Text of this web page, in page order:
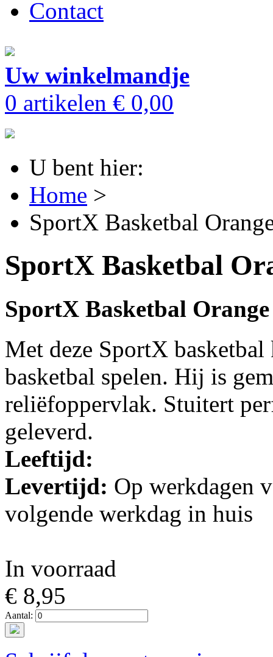
Contact
Uw winkelmandje
0 artikelen € 0,00
U bent hier:
Home >
SportX Basketbal
SportX Basketbal
SportX Basketbal Orange
Met deze SportX
basketbal spelen. Hij is
reliëfoppervlak. Stuitert
geleverd.
Leeftijd:
Levertijd: Op werkdagen
volgende werkdag in huis
In voorraad
€ 8,95
Aantal: